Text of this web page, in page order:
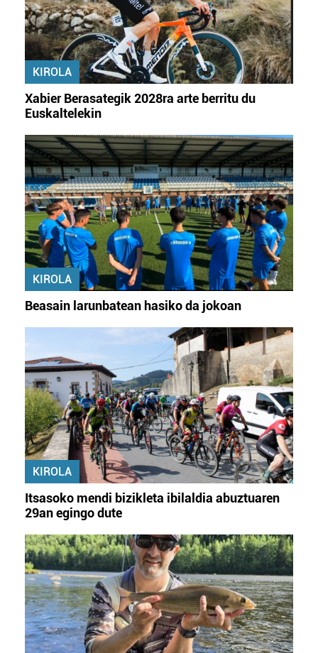
KIROLA
Xabier Berasategik 2028ra arte berritu du
Euskaltelekin
KIROLA
Beasain larunbatean hasiko da jokoan
KIROLA
Itsasoko mendi bizikleta ibilaldia abuztuaren
29an egingo dute